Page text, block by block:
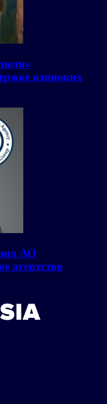
одиноких
АО
агентство